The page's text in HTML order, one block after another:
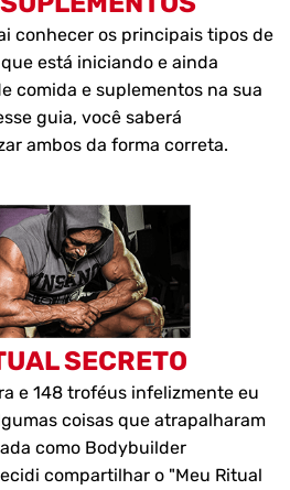
conhecer os principais tipos de
está iniciando e ainda
comida e suplementos na sua
guia, você saberá
ambos da forma correta.
SECRETO
e 148 troféus infelizmente eu
coisas que atrapalharam
como Bodybuilder
compartilhar o "Meu Ritual